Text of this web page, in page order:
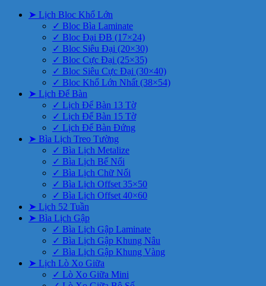
➤ Lịch Bloc Khổ Lớn
✓ Bloc Bìa Laminate
✓ Bloc Đại ĐB (17×24)
✓ Bloc Siêu Đại (20×30)
✓ Bloc Cực Đại (25×35)
✓ Bloc Siêu Cực Đại (30×40)
✓ Bloc Khổ Lớn Nhất (38×54)
➤ Lịch Để Bàn
✓ Lịch Để Bàn 13 Tờ
✓ Lịch Để Bàn 15 Tờ
✓ Lịch Để Bàn Đứng
➤ Bìa Lịch Treo Tường
✓ Bìa Lịch Metalize
✓ Bìa Lịch Bế Nổi
✓ Bìa Lịch Chữ Nổi
✓ Bìa Lịch Offset 35×50
✓ Bìa Lịch Offset 40×60
➤ Lịch 52 Tuần
➤ Bìa Lịch Gập
✓ Bìa Lịch Gập Laminate
✓ Bìa Lịch Gập Khung Nâu
✓ Bìa Lịch Gập Khung Vàng
➤ Lịch Lò Xo Giữa
✓ Lò Xo Giữa Mini